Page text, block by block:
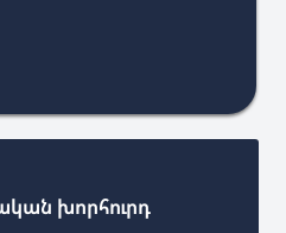
խորհուրդ